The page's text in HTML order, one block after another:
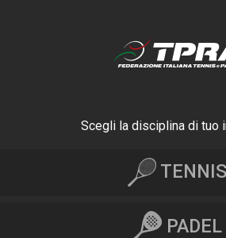
Scegli la disciplina di tuo
TENNIS
PADEL